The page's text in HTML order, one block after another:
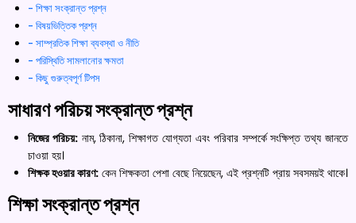
শিক্ষা সংক্রান্ত প্রশ্ন
বিষয়ভিত্তিক প্রশ্ন
সাম্প্রতিক শিক্ষা ব্যবস্থা ও নীতি
পরিস্থিতি সামলানোর ক্ষমতা
কিছু গুরুত্বপূর্ণ টিপস
সাধারণ পরিচয় সংক্রান্ত প্রশ্ন
নিজের পরিচয়:নাম, ঠিকানা, শিক্ষাগত যোগ্যতা এবং পরিবার সম্পর্কে সংক্ষিপ্ত তথ্য জানতে
চাওয়া হয়।
শিক্ষক হওয়ার কারণ: কেন শিক্ষকতা পেশা বেছে নিয়েছেন, এই প্রশ্নটি প্রায় সবসময়ই থাকে।
শিক্ষা সংক্রান্ত প্রশ্ন